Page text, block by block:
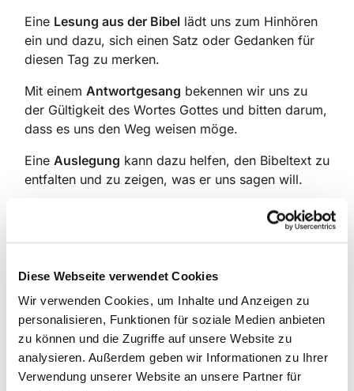
Diese Webseite verwendet Cookies
Wir verwenden Cookies, um Inhalte und Anzeigen zu
personalisieren, Funktionen für soziale Medien anbieten
zu können und die Zugriffe auf unsere Website zu
analysieren. Außerdem geben wir Informationen zu Ihrer
Verwendung unserer Website an unsere Partner für
Eine Lesung aus der Bibel lädt uns zum Hinhören
ein und dazu, sich einen Satz oder Gedanken für
diesen Tag zu merken.
Mit einem Antwortgesang bekennen wir uns zu
der Gültigkeit des Wortes Gottes und bitten darum,
dass es uns den Weg weisen möge.
Eine Auslegung kann dazu helfen, den Bibeltext zu
entfalten und zu zeigen, was er uns sagen will.
nimmt uns hinein in das Leben des
Glaubens, sei es, dass es unsere Gedanken und
mahnenden und tröstenden Kraft seiner Worte und
Mit einemLobgesang aus dem Neuen Testament
stimmen wir in die Bekenntnisse der ersten
Christen ein.